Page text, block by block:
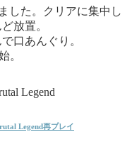
した。クリアに集中し
放置。
口あんぐり。
。
Legend
Legend再プレイ